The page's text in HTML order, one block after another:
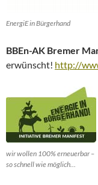
EnergiE in Bürgerhand
BBEn-AK Bremer
erwünscht! http://
wir wollen 100% erneuerbar –
so schnell wie möglich…